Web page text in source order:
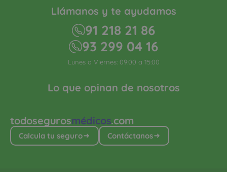
todosegurosmédicos.com
Calcula tu seguro Contáctanos
Lo que opinan de nosotros
Llámanos y te ayudamos
91 218 21 86
93 299 04 16
Lunes a Viernes: 09:00 a 15:00